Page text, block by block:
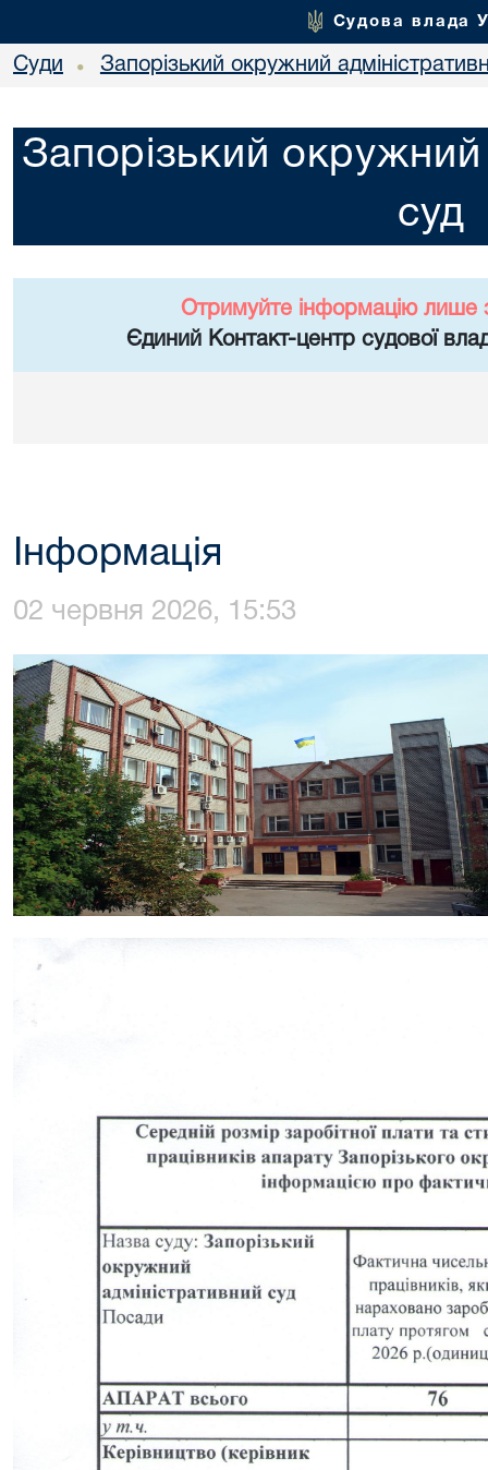
Судова влада
Суди • Запорізький окружний
Запорізький окружний
суд
Отримуйте інформацію лише
Єдиний Контакт-центр судової
Інформація
02 червня 2026, 15:53